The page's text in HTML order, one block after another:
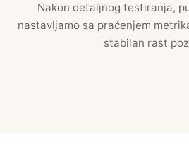
Nakon detaljnog testiranja,
nastavljamo sa praćenjem
stabilan rast